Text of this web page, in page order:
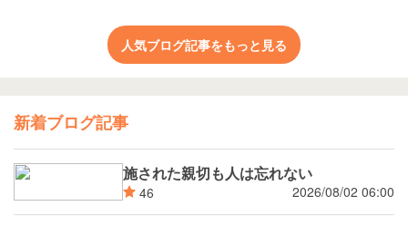
人気ブログ記事をもっと見る
新着ブログ記事
施された親切も人は忘れない
46 2026/08/02 06:00